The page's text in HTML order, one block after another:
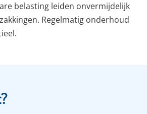
belasting leiden onvermijdelijk
Regelmatig onderhoud